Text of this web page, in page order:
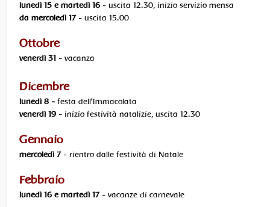
lunedì 15 e martedì 16 - uscita 12.30, inizio servizio mensa
da mercoledì 17 - uscita 15.00
Ottobre
venerdì 31 - vacanza
Dicembre
lunedì 8 - festa dell’Immacolata
venerdì 19 - inizio festività natalizie, uscita 12.30
Gennaio
mercoledì 7 - rientro dalle festività di Natale
Febbraio
lunedì 16 e martedì 17 - vacanze di carnevale